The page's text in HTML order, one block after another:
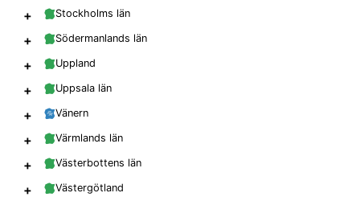
+ Stockholms län
+ Södermanlands län
+ Uppland
+ Uppsala län
+ Vänern
+ Värmlands län
+ Västerbottens län
+ Västergötland